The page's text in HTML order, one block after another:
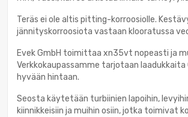
Teräs ei ole altis pitting-korroosiolle.
jännityskorroosiota vastaan klooratussa
Evek GmbH toimittaa xn35vt nopeasti ja
Verkkokaupassamme tarjotaan laadukkaita
hyvään hintaan.
Seosta käytetään turbiinien lapoihin,
kiinnikkeisiin ja muihin osiin, jotka toimivat